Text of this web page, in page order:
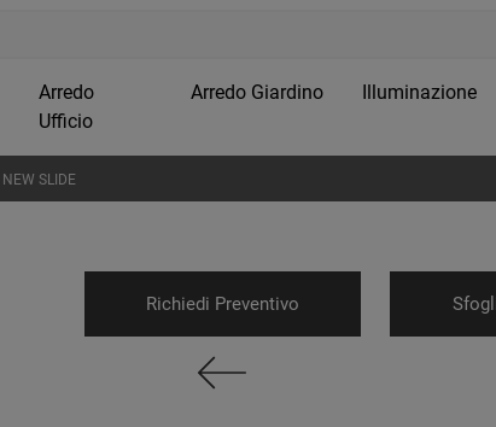
Arredo
Ufficio
Arredo Giardino Illuminazione
NEW SLIDE
Richiedi Preventivo